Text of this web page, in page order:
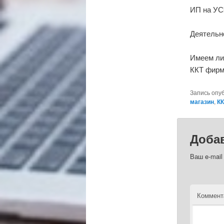
ИП на
Имеем
ККТ
Запись
магазин,
Ваш e-mail